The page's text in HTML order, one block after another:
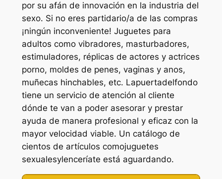
por su afán de innovación en la industria del
sexo. Si no eres partidario/a de las compras
¡ningún inconveniente! Juguetes para
adultos como vibradores, masturbadores,
estimuladores, réplicas de actores y actrices
porno, moldes de penes, vaginas y anos,
muñecas hinchables, etc. Lapuertadelfondo
tiene un servicio de atención al cliente
dónde te van a poder asesorar y prestar
ayuda de manera profesional y eficaz con la
mayor velocidad viable. Un catálogo de
cientos de artículos comojuguetes
sexualesylenceríate está aguardando.